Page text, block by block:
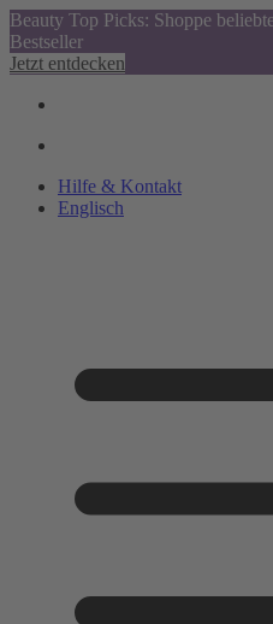
Beauty Top Picks: Shoppe
Bestseller
Jetzt entdecken
Hilfe & Kontakt
Englisch